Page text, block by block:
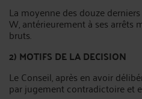
La moyenne des douze
W, antérieurement à ses arrêts
bruts.
2) MOTIFS DE LA DECISION
Le Conseil, après en avoir
par jugement contradictoire et